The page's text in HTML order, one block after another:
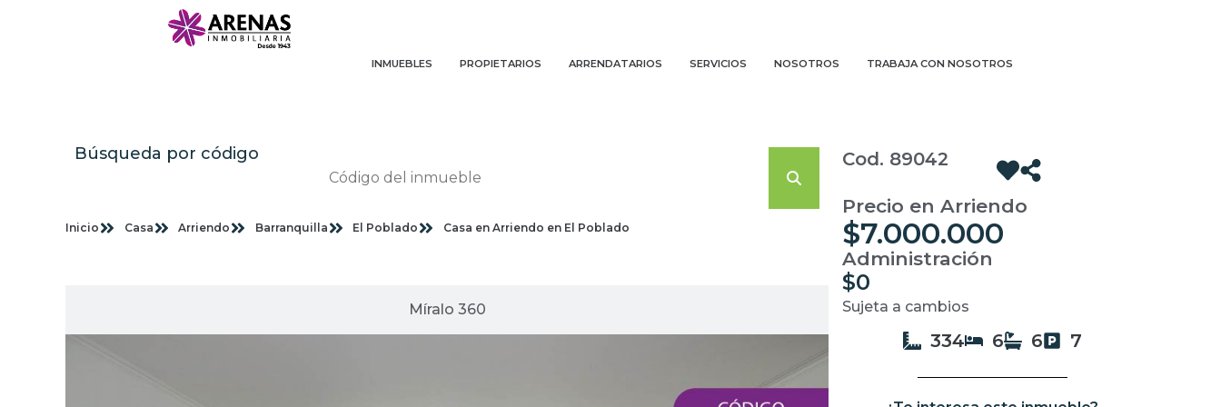
INMUEBLES PROPIETARIOS ARRENDATARIOS SERVICIOS NOSOTROS TRABAJA CON NOSOTROS
Búsqueda por código
Inicio Casa Arriendo Barranquilla El Poblado Casa en Arriendo en El Poblado
Míralo 360
Cod. 89042
Precio en Arriendo
$7.000.000
Administración
$0
Sujeta a cambios
334 6 6 7